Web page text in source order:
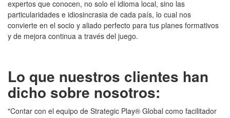
expertos que conocen, no solo el idioma local, sino las
particularidades e idiosincrasia de cada país, lo cual nos
convierte en el socio y aliado perfecto para tus planes formativos
y de mejora continua a través del juego.
Lo que nuestros clientes han
dicho sobre nosotros:
"Contar con el equipo de Strategic Play® Global como facilitador